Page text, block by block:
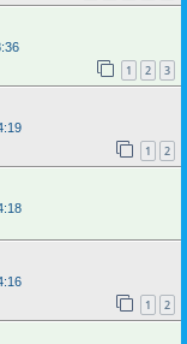
1 2 3
1 2
1 2